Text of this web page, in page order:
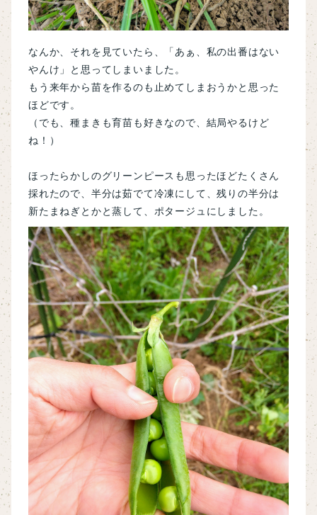
なんか、それを見ていたら、「あぁ、私の出番はない
やんけ」と思ってしまいました。
もう来年から苗を作るのも止めてしまおうかと思った
ほどです。
（でも、種まきも育苗も好きなので、結局やるけど
ね！）
ほったらかしのグリーンピースも思ったほどたくさん
採れたので、半分は茹でて冷凍にして、残りの半分は
新たまねぎとかと蒸して、ポタージュにしました。